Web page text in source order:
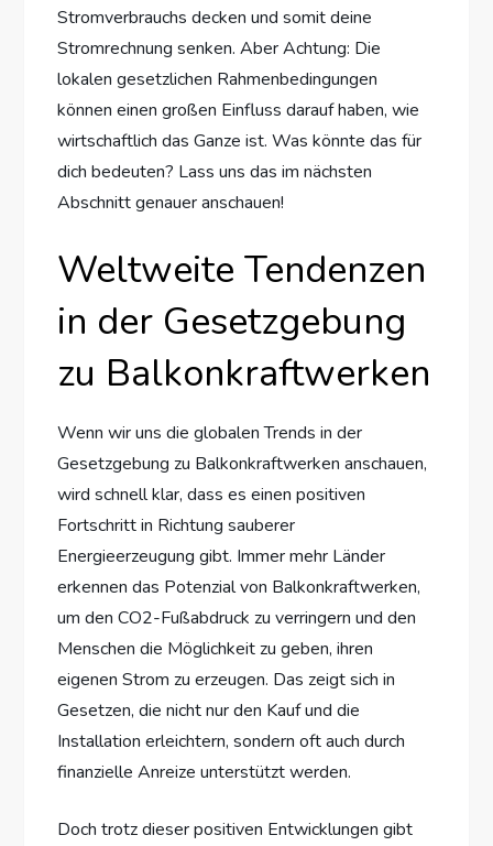
Stromverbrauchs decken und somit deine
Stromrechnung senken. Aber Achtung: Die
lokalen gesetzlichen Rahmenbedingungen
können einen großen Einfluss darauf haben, wie
wirtschaftlich das Ganze ist. Was könnte das für
dich bedeuten? Lass uns das im nächsten
Abschnitt genauer anschauen!
Weltweite Tendenzen
in der Gesetzgebung
zu Balkonkraftwerken
Wenn wir uns die globalen Trends in der
Gesetzgebung zu Balkonkraftwerken anschauen,
wird schnell klar, dass es einen positiven
Fortschritt in Richtung sauberer
Energieerzeugung gibt. Immer mehr Länder
erkennen das Potenzial von Balkonkraftwerken,
um den CO2-Fußabdruck zu verringern und den
Menschen die Möglichkeit zu geben, ihren
eigenen Strom zu erzeugen. Das zeigt sich in
Gesetzen, die nicht nur den Kauf und die
Installation erleichtern, sondern oft auch durch
finanzielle Anreize unterstützt werden.
Doch trotz dieser positiven Entwicklungen gibt